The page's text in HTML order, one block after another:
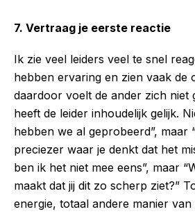
7. Vertraag je eerste reactie
Ik zie veel leiders veel te snel
hebben ervaring en zien vaak de
daardoor voelt de ander zich niet
heeft de leider inhoudelijk gelijk.
hebben we al geprobeerd”, maar
preciezer waar je denkt dat het
ben ik het niet mee eens”, maar
maakt dat jij dit zo scherp ziet?”
energie, totaal andere manier